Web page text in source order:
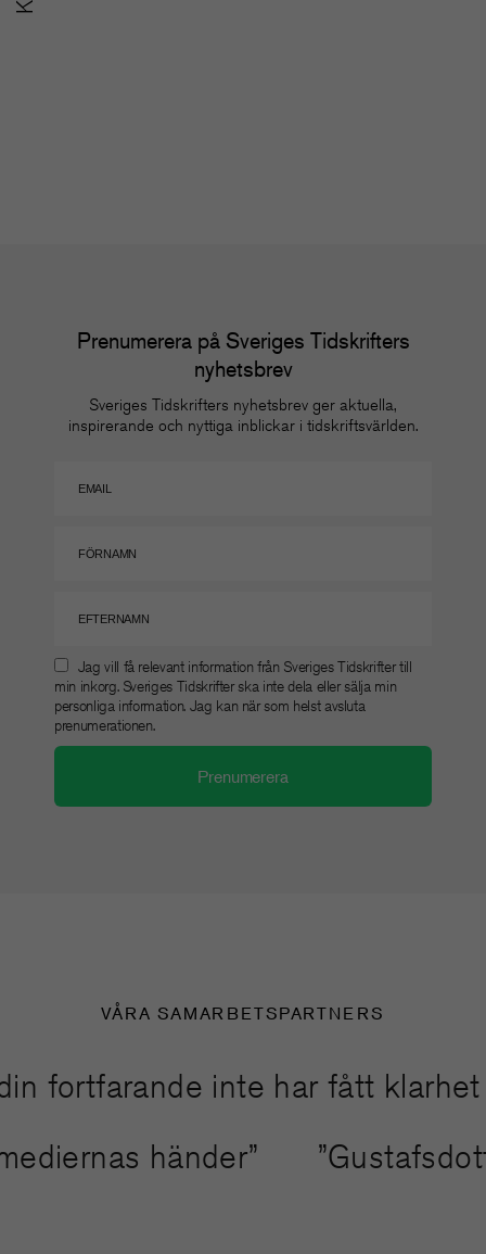
Prenumerera på Sveriges Tidskrifters
nyhetsbrev
Sveriges Tidskrifters nyhetsbrev ger aktuella,
inspirerande och nyttiga inblickar i tidskriftsvärlden.
Jag vill få relevant information från Sveriges Tidskrifter till
min inkorg. Sveriges Tidskrifter ska inte dela eller sälja min
personliga information. Jag kan när som helst avsluta
prenumerationen.
VÅRA SAMARBETSPARTNERS
fortfarande inte har fått klarhet i
händer”